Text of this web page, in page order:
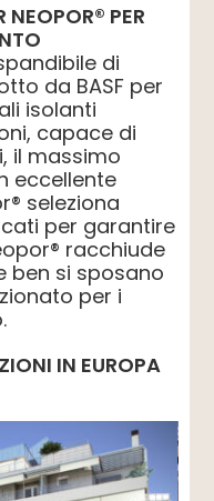
NEOPOR® PER
di
da BASF per
isolanti
capace di
il massimo
eccellente
seleziona
per garantire
racchiude
ben si sposano
per i
IN EUROPA